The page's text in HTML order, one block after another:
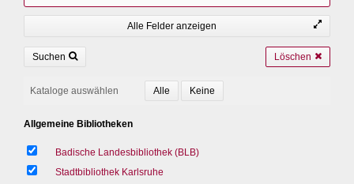
Alle Felder anzeigen
Suchen Löschen
Kataloge auswählen
Allgemeine Bibliotheken
Badische Landesbibliothek (BLB)
Stadtbibliothek Karlsruhe